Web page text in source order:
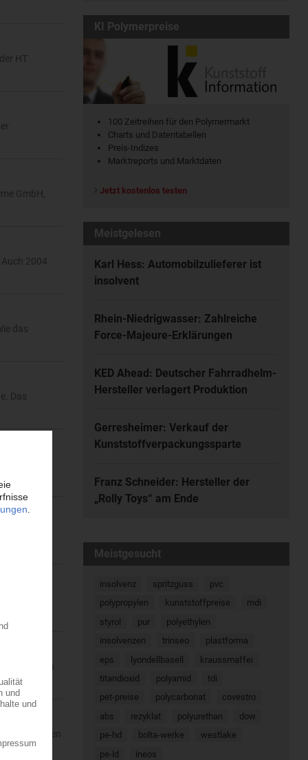
HT
GmbH,
2004
das
Das
lieferbaren
KI Polymerpreise
100 Zeitreihen für den Polymermarkt
Charts und Datentabellen
Preis-Indizes
Marktreports und Marktdaten
Jetzt kostenlos testen
Meistgelesen
Karl Hess: Automobilzulieferer ist
insolvent
Rhein-Niedrigwasser: Zahlreiche
Force-Majeure-Erklärungen
KED Ahead: Deutscher Fahrradhelm-
Hersteller verlagert Produktion
Gerresheimer: Verkauf der
Kunststoffverpackungssparte
Franz Schneider: Hersteller der
„Rolly Toys“ am Ende
Meistgesucht
insolvenz spritzguss
pvc
polypropylen
kunststoffpreise
mdi
styrol
pur
polyethylen
insolvenzen
trinseo
plastforma
eps
lyondellbasell
kraussmaffei
titandioxid
polyamid
tdi
pet-preise
polycarbonat
covestro
abs
rezyklat polyurethan
dow
pe-hd
bolta-werke
westlake
pe-ld
ineos